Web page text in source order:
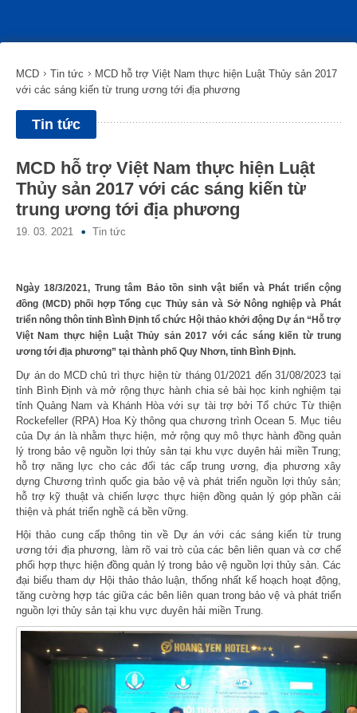
MCD Tin tức
MCD hỗ trợ Việt Nam thực hiện Luật Thủy sản 2017
với các sáng kiến từ trung ương tới địa phương
Tin tức
MCD hỗ trợ Việt Nam thực hiện Luật
Thủy sản 2017 với các sáng kiến từ
trung ương tới địa phương
19. 03. 2021 Tin tức
Ngày 18/3/2021, Trung tâm Bảo tồn sinh vật biển và Phát triển cộng
đồng (MCD) phối hợp Tổng cục Thủy sản và Sở Nông nghiệp và Phát
triển nông thôn tỉnh Bình Định tổ chức Hội thảo khởi động Dự án “Hỗ trợ
Việt Nam thực hiện Luật Thủy sản 2017 với các sáng kiến từ trung
ương tới địa phương” tại thành phố Quy Nhơn, tỉnh Bình Định.
Dự án do MCD chủ trì thực hiện từ tháng 01/2021 đến 31/08/2023 tại
tỉnh Bình Định và mở rộng thực hành chia sẻ bài học kinh nghiệm tại
tỉnh Quảng Nam và Khánh Hòa với sự tài trợ bởi Tổ chức Từ thiện
Rockefeller (RPA) Hoa Kỳ thông qua chương trình Ocean 5. Mục tiêu
của Dự án là nhằm thực hiện, mở rộng quy mô thực hành đồng quản
lý trong bảo vệ nguồn lợi thủy sản tại khu vực duyên hải miền Trung;
hỗ trợ năng lực cho các đối tác cấp trung ương, địa phương xây
dựng Chương trình quốc gia bảo vệ và phát triển nguồn lợi thủy sản;
hỗ trợ kỹ thuật và chiến lược thực hiện đồng quản lý góp phần cải
thiện và phát triển nghề cá bền vững.
Hội thảo cung cấp thông tin về Dự án với các sáng kiến từ trung
ương tới địa phương, làm rõ vai trò của các bên liên quan và cơ chế
phối hợp thực hiện đồng quản lý trong bảo vệ nguồn lợi thủy sản. Các
đại biểu tham dự Hội thảo thảo luận, thống nhất kế hoạch hoạt động,
tăng cường hợp tác giữa các bên liên quan trong bảo vệ và phát triển
nguồn lợi thủy sản tại khu vực duyên hải miền Trung.